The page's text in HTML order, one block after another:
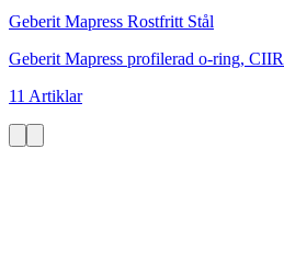
Geberit Mapress Rostfritt Stål
Geberit Mapress profilerad o-ring,
11 Artiklar